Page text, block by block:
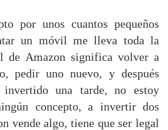
por unos cuantos pequeños
un móvil me lleva toda la
de Amazon significa volver a
pedir uno nuevo, y después
una tarde, no estoy
concepto, a invertir dos
vende algo, tiene que ser legal